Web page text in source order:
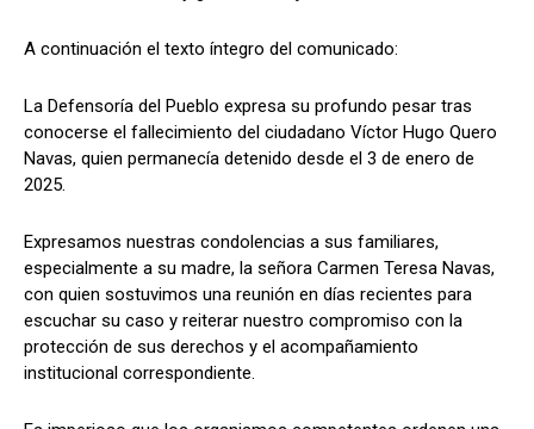
A continuación el texto íntegro del comunicado:
La Defensoría del Pueblo expresa su profundo pesar tras
conocerse el fallecimiento del ciudadano Víctor Hugo Quero
Navas, quien permanecía detenido desde el 3 de enero de
2025.
Expresamos nuestras condolencias a sus familiares,
especialmente a su madre, la señora Carmen Teresa Navas,
con quien sostuvimos una reunión en días recientes para
escuchar su caso y reiterar nuestro compromiso con la
protección de sus derechos y el acompañamiento
institucional correspondiente.